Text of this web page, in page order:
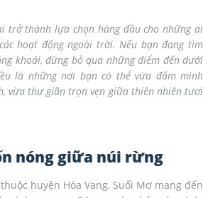
trở thành lựa chọn hàng đầu cho những ai
hoạt động ngoài trời. Nếu bạn đang tìm
khoái, đừng bỏ qua những điểm đến dưới
là những nơi bạn có thể vừa đắm mình
vừa thư giãn trọn vẹn giữa thiên nhiên tươi
nóng giữa núi rừng
huyện Hòa Vang, Suối Mơ mang đến